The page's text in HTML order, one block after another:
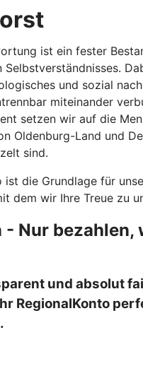
ist ein fester
Selbstverständnisses.
und sozial
miteinander
setzen wir auf die
Oldenburg-Land und
sind.
ist die Grundlage für
dem wir Ihre Treue zu
Nur bezahlen,
und absolut
RegionalKonto